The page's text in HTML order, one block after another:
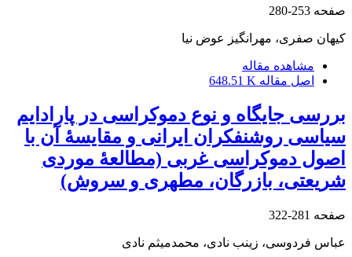
صفحه 253-280
کیهان صفری، مهرانگیز عوض نیا
مشاهده مقاله
اصل مقاله 648.51 K
بررسی جایگاه و نوع دموکراسی در پارادایم
سیاسی روشنفکران ایرانی و مقایسۀ آن با
اصول دموکراسی غربی (مطالعۀ موردی
شریعتی، بازرگان، مطهری و سروش)
صفحه 281-322
عباس فردوسی، زینب نادی، محمدمیثم نادی